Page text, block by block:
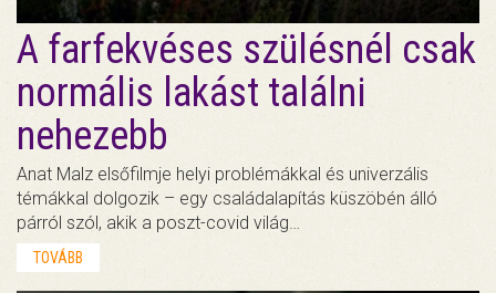
A farfekvéses szülésnél csak
normális lakást találni
nehezebb
Anat Malz elsőfilmje helyi problémákkal és univerzális
témákkal dolgozik – egy családalapítás küszöbén álló
párról szól, akik a poszt-covid világ…
TOVÁBB